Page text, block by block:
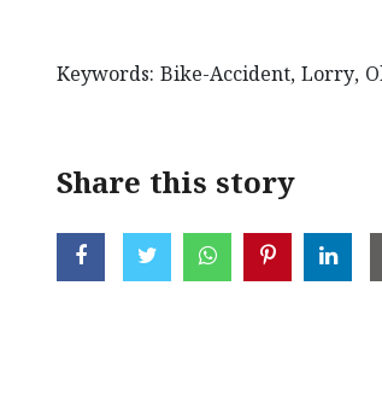
Keywords: Bike-Accident, Lorry,
Share this story